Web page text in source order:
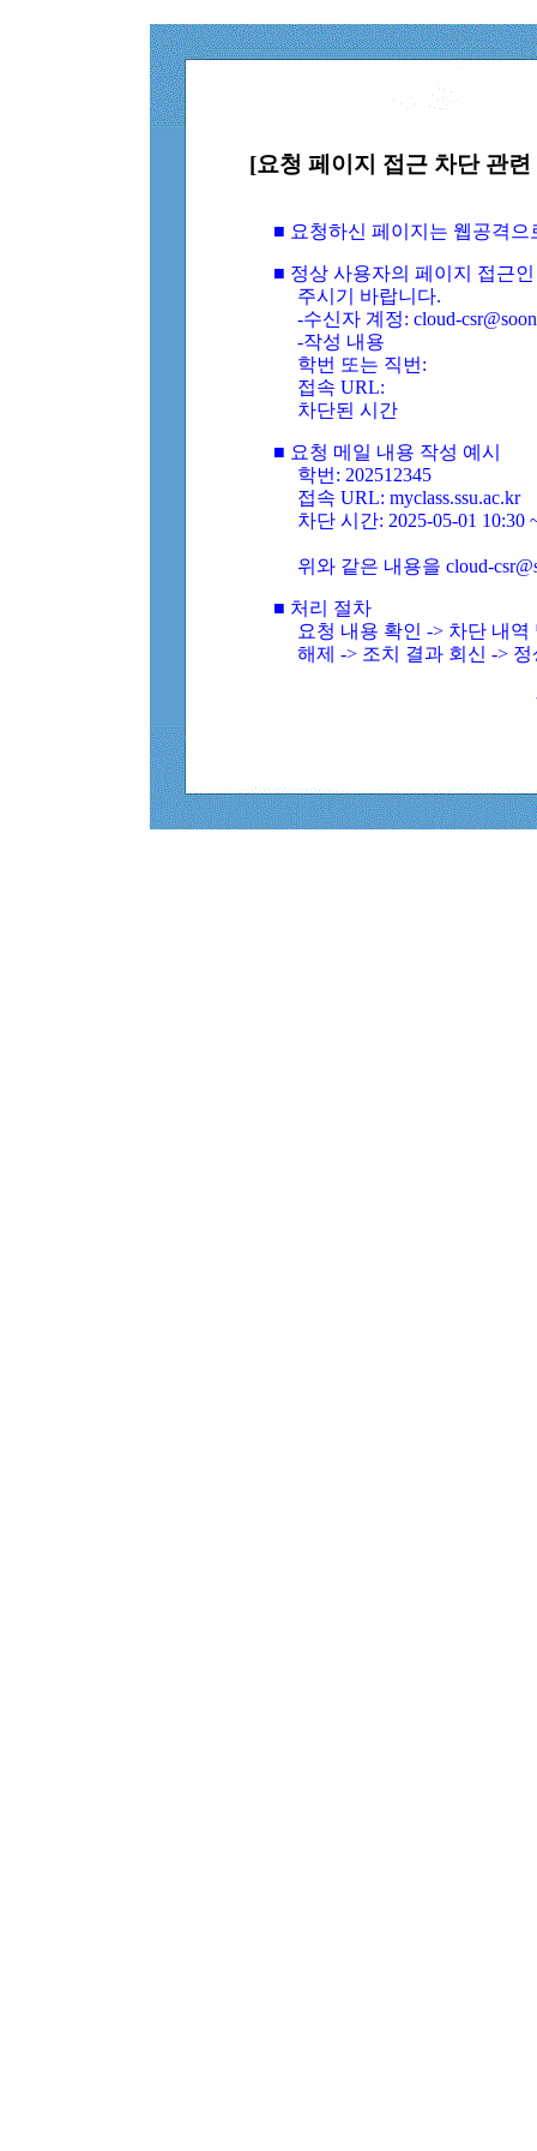
[요청 페이지 접근 차단 관
■ 요청하신 페이지는 웹공격
■ 정상 사용자의 페이지 접근
주시기 바랍니다.
-수신자 계정: cloud-
-작성 내용
학번 또는 직번:
접속 URL:
차단된 시간
■ 요청 메일 내용 작성 예시
학번: 202512345
접속 URL: myclass.ssu.ac.kr
차단 시간: 2025-05-01 10:30
위와 같은 내용을 cloud-
■ 처리 절차
요청 내용 확인 -> 차단 내
해제 -> 조치 결과 회신 ->